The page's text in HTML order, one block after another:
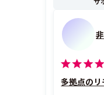
多拠点の